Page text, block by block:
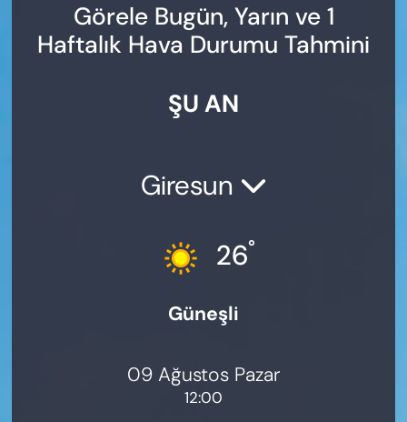
Görele Bugün, Yarın ve 1
Haftalık Hava Durumu Tahmini
ŞU AN
Giresun
26°
Güneşli
09 Ağustos Pazar
12:00
YENİ MEDYADA EMEK
GAZETECİLİĞİNİ GELİŞTİRMEK
Trafik Durumu
Süper Lig Puan Durumu ve Fikstür